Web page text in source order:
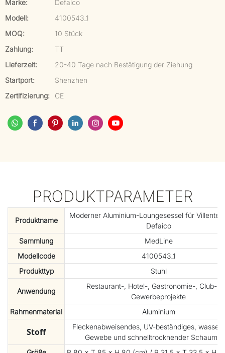
Marke:
Defaico
Modell:
4100543_1
MOQ:
10 Stück
Zahlung:
TT
Lieferzeit:
20-40 Tage nach Bestätigung der Ziehung
Startport:
Shenzhen
Zertifizierung:
CE
PRODUKTPARAMETER
Produktname
Moderner Aluminium-Loungesessel für
Defaico
Sammlung
MedLine
Modellcode
4100543_1
Produkttyp
Stuhl
Anwendung
Restaurant-, Hotel-, Gastronomie-, Club-
Gewerbeprojekte
Rahmenmaterial
Aluminium
Stoff
Fleckenabweisendes, UV-beständiges,
Gewebe und schnelltrocknender